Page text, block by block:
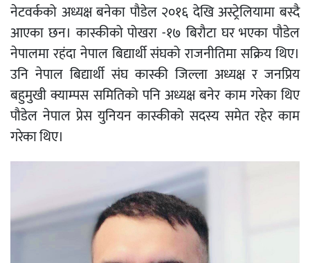
नेटवर्कको अध्यक्ष बनेका पौडेल २०१६ देखि अस्ट्रेलियामा बस्दै
आएका छन। कास्कीको पोखरा -१७ बिरौटा घर भएका पौडेल
नेपालमा रहंदा नेपाल बिद्यार्थी संघको राजनीतिमा सक्रिय थिए।
उनि नेपाल बिद्यार्थी संघ कास्की जिल्ला अध्यक्ष र जनप्रिय
बहुमुखी क्याम्पस समितिको पनि अध्यक्ष बनेर काम गरेका थिए
पौडेल नेपाल प्रेस युनियन कास्कीको सदस्य समेत रहेर काम
गरेका थिए।